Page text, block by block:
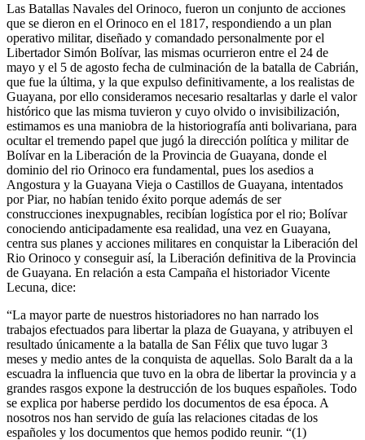
Las Batallas Navales del Orinoco, fueron un conjunto de acciones
que se dieron en el Orinoco en el 1817, respondiendo a un plan
operativo militar, diseñado y comandado personalmente por el
Libertador Simón Bolívar, las mismas ocurrieron entre el 24 de
mayo y el 5 de agosto fecha de culminación de la batalla de Cabrián,
que fue la última, y la que expulso definitivamente, a los realistas de
Guayana, por ello consideramos necesario resaltarlas y darle el valor
histórico que las misma tuvieron y cuyo olvido o invisibilización,
estimamos es una maniobra de la historiografía anti bolivariana, para
ocultar el tremendo papel que jugó la dirección política y militar de
Bolívar en la Liberación de la Provincia de Guayana, donde el
dominio del rio Orinoco era fundamental, pues los asedios a
Angostura y la Guayana Vieja o Castillos de Guayana, intentados
por Piar, no habían tenido éxito porque además de ser
construcciones inexpugnables, recibían logística por el rio; Bolívar
conociendo anticipadamente esa realidad, una vez en Guayana,
centra sus planes y acciones militares en conquistar la Liberación del
Rio Orinoco y conseguir así, la Liberación definitiva de la Provincia
de Guayana. En relación a esta Campaña el historiador Vicente
Lecuna, dice:
“La mayor parte de nuestros historiadores no han narrado los
trabajos efectuados para libertar la plaza de Guayana, y atribuyen el
resultado únicamente a la batalla de San Félix que tuvo lugar 3
meses y medio antes de la conquista de aquellas. Solo Baralt da a la
escuadra la influencia que tuvo en la obra de libertar la provincia y a
grandes rasgos expone la destrucción de los buques españoles. Todo
se explica por haberse perdido los documentos de esa época. A
nosotros nos han servido de guía las relaciones citadas de los
españoles y los documentos que hemos podido reunir. “(1)